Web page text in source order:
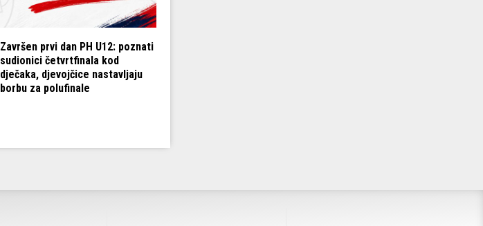
Završen prvi dan PH U12: poznati
sudionici četvrtfinala kod
dječaka, djevojčice nastavljaju
borbu za polufinale